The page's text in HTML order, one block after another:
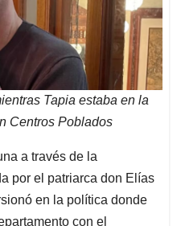
Tapia estaba en la
Centros Poblados
a través de la
por el patriarca don Elías
en la política donde
con el